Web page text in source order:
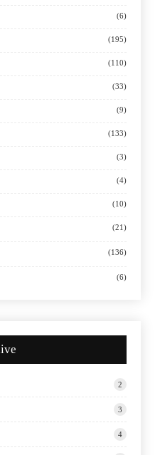
(6)
(195)
(110)
(33)
(9)
(133)
(3)
(4)
(10)
(21)
(136)
(6)
2
3
4